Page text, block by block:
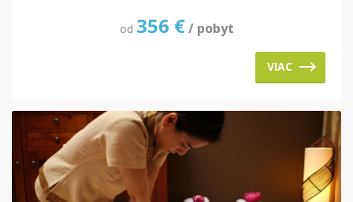
od 356 € / pobyt
VIAC